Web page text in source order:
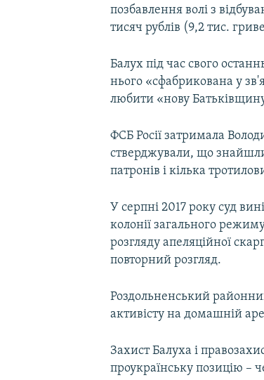
позбавлення волі з
тисяч рублів (9,2 тис.
Балух під час свого
нього «сфабрикована у
любити «нову
ФСБ Росії затримала
стверджували, що
патронів і кілька
У серпні 2017 року суд
колонії загального
розгляду апеляційної
повторний розгляд.
Роздольненський
активісту на домашній
Захист Балуха і
проукраїнську позицію –